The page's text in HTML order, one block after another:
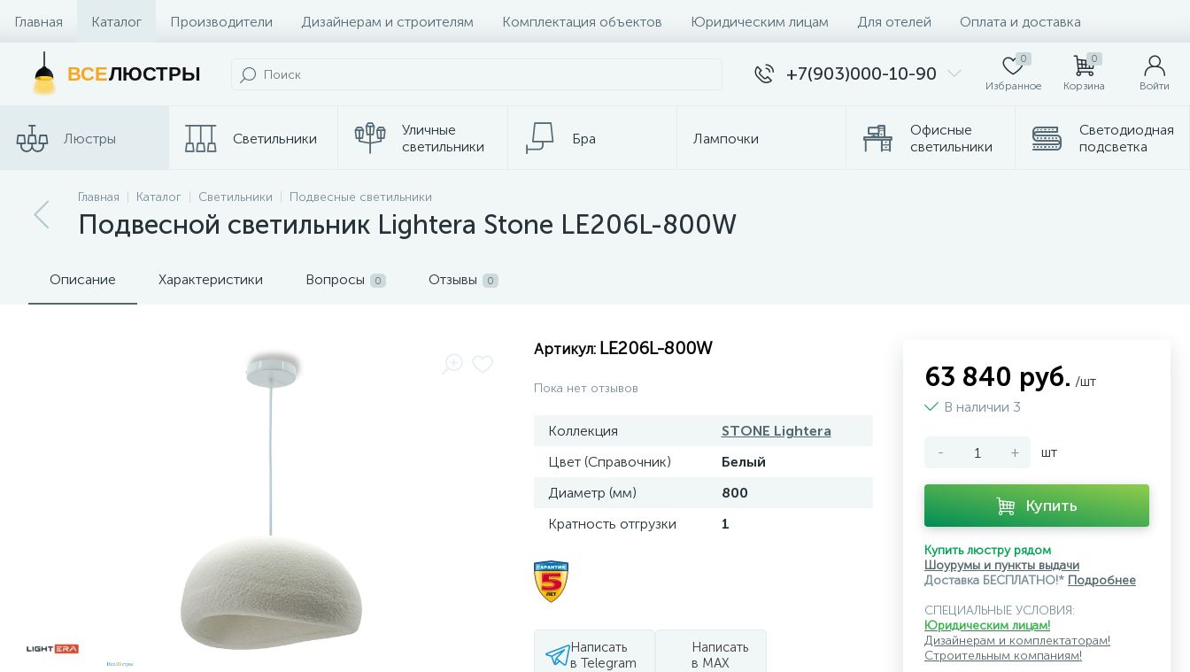
Главная Каталог Производители Дизайнерам и строителям Комплектация объектов Юридическим лицам Для отелей Оплата и доставка
Контакты и Магазины
ВСЕЛЮСТРЫ +7(903)000-10-90
0
Избранное
0
Корзина Войти
Люстры Светильники
Уличные
светильники
Бра Лампочки
Офисные
светильники
Светодиодная
подсветка
Споты
Трековые
Электротовары
лампы
Главная Каталог Светильники Подвесные светильники
Подвесной светильник Lightera Stone LE206L-800W
Описание Характеристики Вопросы 0 Отзывы 0
Артикул: LE206L-800W
Пока нет отзывов
Коллекция
STONE Lightera
Цвет (Справочник)
Белый
Диаметр (мм)
800
Кратность отгрузки
1
Написать
в Telegram
Написать
в MAX
63 840 руб. /шт
В наличии 3
- + шт
Купить
Купить люстру рядом
Шоурумы и пункты выдачи
Доставка БЕСПЛАТНО!* Подробнее
СПЕЦИАЛЬНЫЕ УСЛОВИЯ:
Юридическим лицам!
Дизайнерам и комплектаторам!
Строительным компаниям!